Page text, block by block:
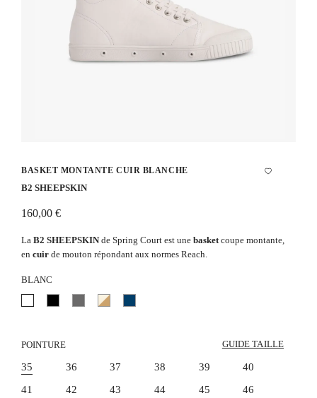
BASKET MONTANTE CUIR BLANCHE
B2 SHEEPSKIN
160,00 €
La B2 SHEEPSKIN de Spring Court est une basket coupe montante,
en cuir de mouton répondant aux normes Reach.
BLANC
POINTURE
35 36 37 38 39
40
41
42 43 44 45 46
GUIDE TAILLE